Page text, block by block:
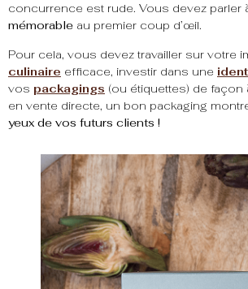
concurrence est rude. Vous devez parler
mémorable au premier coup d’œil.
Pour cela, vous devez travailler sur votre
culinaire efficace, investir dans une
vos packagings (ou étiquettes) de
en vente directe, un bon packaging
yeux de vos futurs clients !